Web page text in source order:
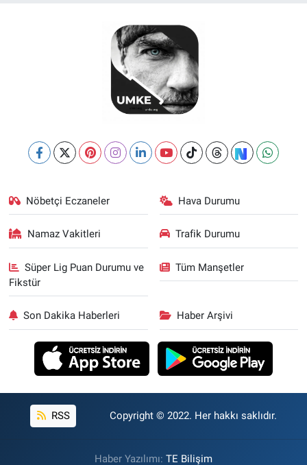
Nöbetçi Eczaneler Hava Durumu
Namaz Vakitleri Trafik Durumu
Süper Lig Puan Durumu ve
Fikstür
Tüm Manşetler
Son Dakika Haberleri Haber Arşivi
RSS Copyright © 2022. Her hakkı saklıdır.
Haber Yazılımı: TE Bilişim